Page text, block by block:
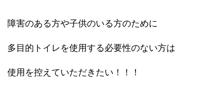
障害のある方や子供のいる方のために
多目的トイレを使用する必要性のない方は
使用を控えていただきたい！！！